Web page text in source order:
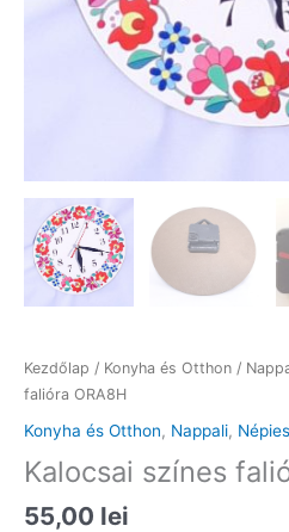
Kezdőlap / Konyha és Otthon /
falióra ORA8H
Konyha és Otthon, Nappali,
Kalocsai színes
55,00 lei